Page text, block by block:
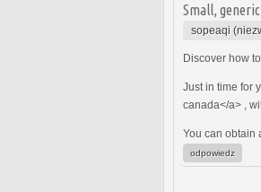
Small,
sopeaqi
Discover how
Just in time for
canada</a> ,
You can obtain
odpowiedz